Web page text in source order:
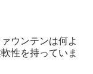
ウンテンは何よ
性を持っていま